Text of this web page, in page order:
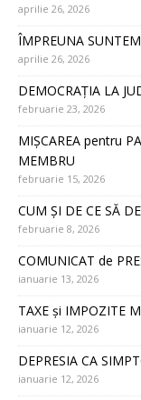
aprilie 26, 2026
ÎMPREUNA
aprilie 26, 2026
DEMOCRAȚIA LA
februarie 23, 2026
MIȘCAREA pentru
MEMBRU
februarie 15, 2026
CUM ȘI DE CE SĂ
februarie 8, 2026
COMUNICAT de
ianuarie 13, 2026
TAXE și IMPOZITE
ianuarie 12, 2026
DEPRESIA CA
ianuarie 12, 2026